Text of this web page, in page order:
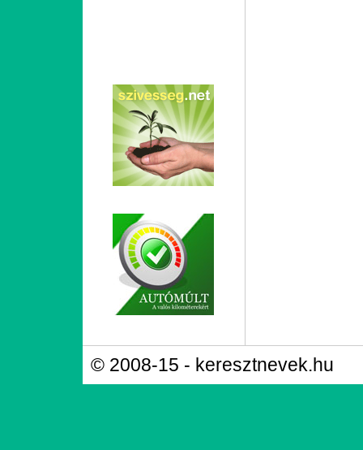
© 2008-15 - keresztnevek.hu